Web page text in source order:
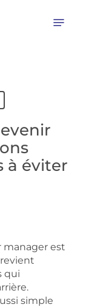
à éviter
manager est
qui
simple